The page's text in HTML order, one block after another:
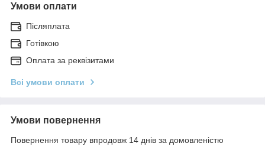
Умови оплати
Післяплата
Готівкою
Оплата за реквізитами
Всі умови оплати
Умови повернення
Повернення товару впродовж 14 днів за домовленістю